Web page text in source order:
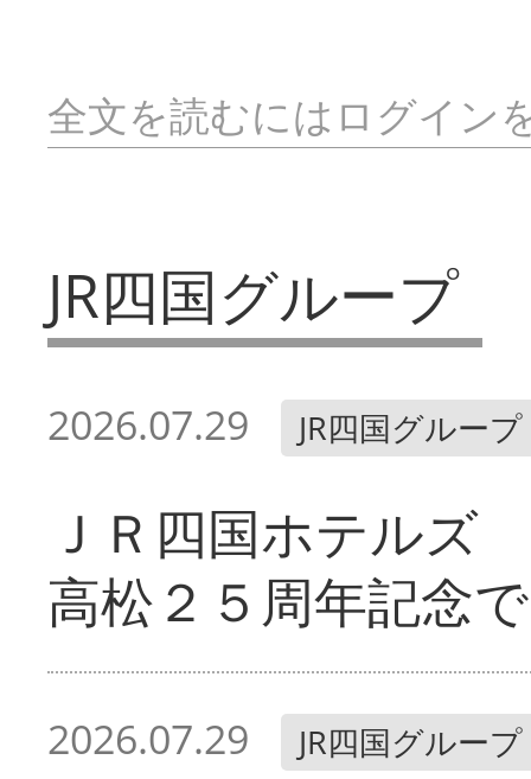
全文を読むにはログイン
JR四国グループ
2026.07.29 JR四国グループ
ＪＲ四国ホテル
高松２５周年記念
2026.07.29 JR四国グループ